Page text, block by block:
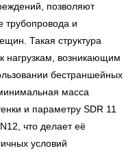
позволяют
трубопровода и
Такая структура
нагрузкам, возникающим
бестраншейных
масса
и параметру SDR 11
что делает её
условий